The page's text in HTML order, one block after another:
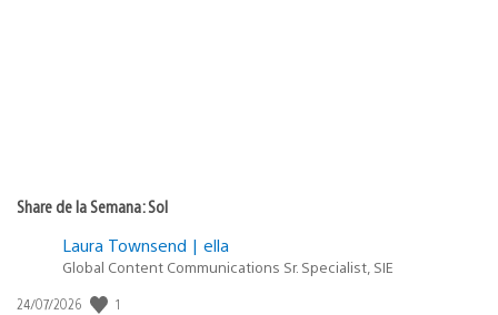
Share de la Semana: Sol
Laura Townsend | ella
Global Content Communications Sr. Specialist, SIE
Fecha
24/07/2026 1